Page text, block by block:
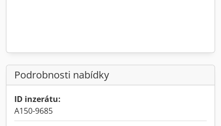
Podrobnosti nabídky
ID inzerátu:
A150-9685